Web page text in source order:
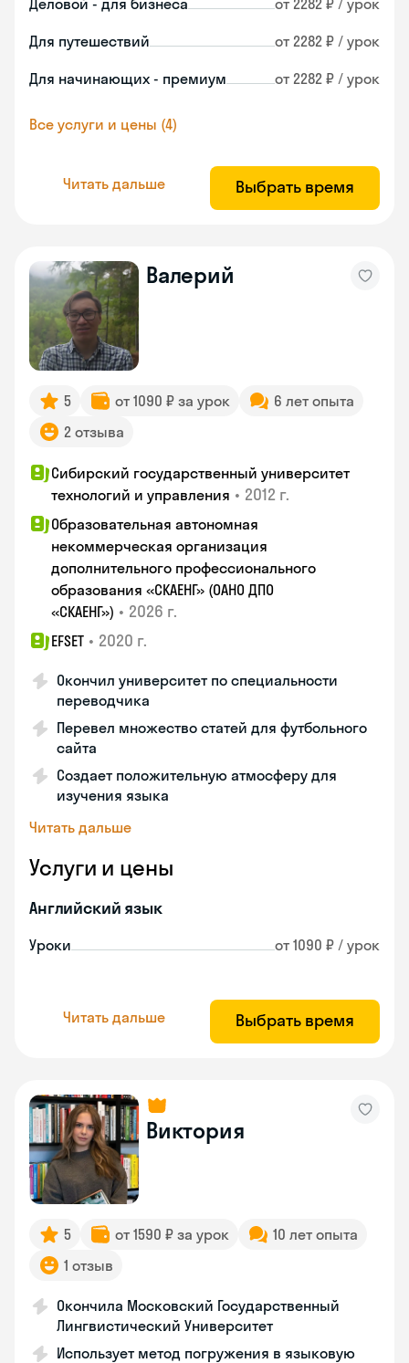
Деловой - для бизнеса от 2282 ₽ / урок
Для путешествий от 2282 ₽ / урок
Для начинающих - премиум от 2282 ₽ / урок
Все услуги и цены (4)
Читать дальше Выбрать время
Валерий
5 от 1090 ₽ за урок
6 лет опыта
2 отзыва
Сибирский государственный университет
технологий и управления • 2012 г.
Образовательная автономная
некоммерческая организация
дополнительного профессионального
образования «СКАЕНГ» (ОАНО ДПО
«СКАЕНГ») • 2026 г.
EFSET • 2020 г.
Окончил университет по специальности
переводчика
Перевел множество статей для футбольного
сайта
Создает положительную атмосферу для
изучения языка
Читать дальше
Услуги и цены
Английский язык
Уроки от 1090 ₽ / урок
Читать дальше Выбрать время
Виктория
5 от 1590 ₽ за урок
10 лет опыта
1 отзыв
Окончила Московский Государственный
Лингвистический Университет
Использует метод погружения в языковую